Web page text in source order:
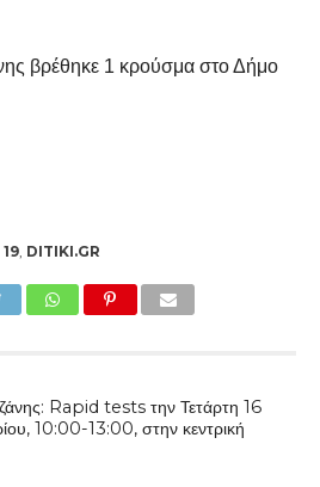
βρέθηκε 1 κρούσμα στο Δήμο
, DITIKI.GR
Rapid tests την Τετάρτη 16
10:00-13:00, στην κεντρική